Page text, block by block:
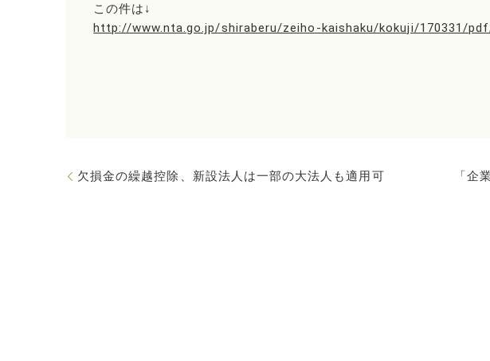
この件は↓
http://www.nta.go.jp/shiraberu/zeiho-kaishaku/kokuji/170331/
欠損金の繰越控除、新設法人は一部の大法人も適用可 「企